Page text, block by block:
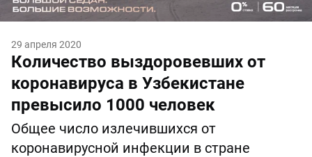
29 апреля 2020
Количество выздоровевших от
коронавируса в Узбекистане
превысило 1000 человек
Общее число излечившихся от
коронавирусной инфекции в стране